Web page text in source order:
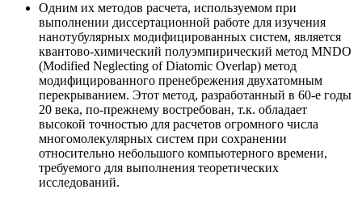
Одним их методов расчета, используемом при
выполнении диссертационной работе для изучения
нанотубулярных модифицированных систем, является
квантово-химический полуэмпирический метод MNDO
(Modified Neglecting of Diatomic Overlap) метод
модифицированного пренебрежения двухатомным
перекрыванием. Этот метод, разработанный в 60-е годы
20 века, по-прежнему востребован, т.к. обладает
высокой точностью для расчетов огромного числа
многомолекулярных систем при сохранении
относительно небольшого компьютерного времени,
требуемого для выполнения теоретических
исследований.